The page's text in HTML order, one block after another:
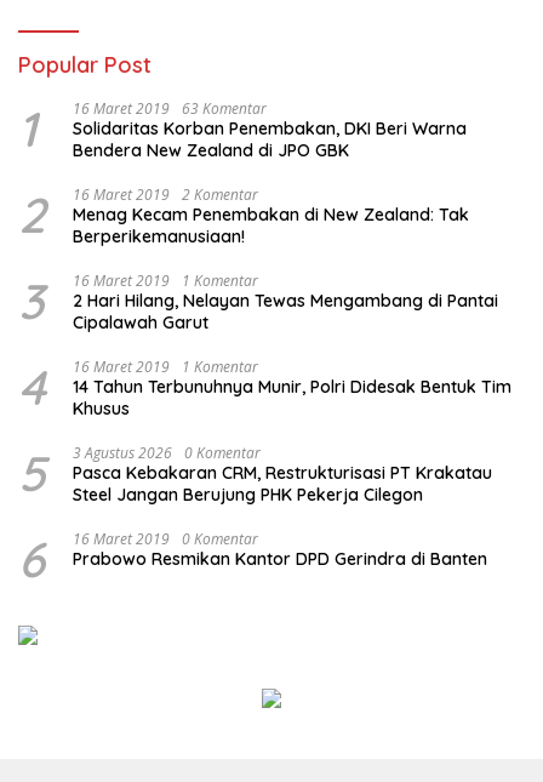
Popular Post
1 16 Maret 2019 63 Komentar
Solidaritas Korban Penembakan, DKI Beri Warna
Bendera New Zealand di JPO GBK
2 16 Maret 2019 2 Komentar
Menag Kecam Penembakan di New Zealand: Tak
Berperikemanusiaan!
3 16 Maret 2019 1 Komentar
2 Hari Hilang, Nelayan Tewas Mengambang di Pantai
Cipalawah Garut
4 16 Maret 2019 1 Komentar
14 Tahun Terbunuhnya Munir, Polri Didesak Bentuk Tim
Khusus
5 3 Agustus 2026 0 Komentar
Pasca Kebakaran CRM, Restrukturisasi PT Krakatau
Steel Jangan Berujung PHK Pekerja Cilegon
6 16 Maret 2019 0 Komentar
Prabowo Resmikan Kantor DPD Gerindra di Banten